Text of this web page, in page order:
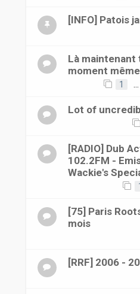
[INFO] Patois
Là
moment
1
Lot of
[RADIO] Dub
102.2FM -
Wackie's
1
[75] Paris
mois
[RRF] 2006 -